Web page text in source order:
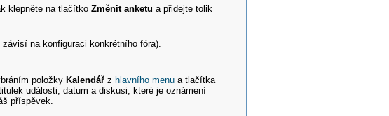
klepněte na tlačítkoZměnit anketu a přidejte tolik
na konfiguraci konkrétního fóra).
položky Kalendář z hlavního menu a tlačítka
události, datum a diskusi, které je oznámení
příspěvek.